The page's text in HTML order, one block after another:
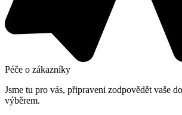
Péče o zákazníky
Jsme tu pro vás, připraveni zodpovědět vaše
výběrem.